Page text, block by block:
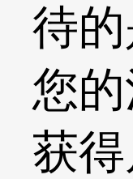
待
您
获